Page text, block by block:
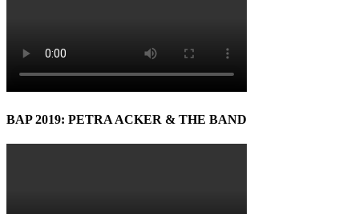
BAP 2019: PETRA ACKER & THE BAND